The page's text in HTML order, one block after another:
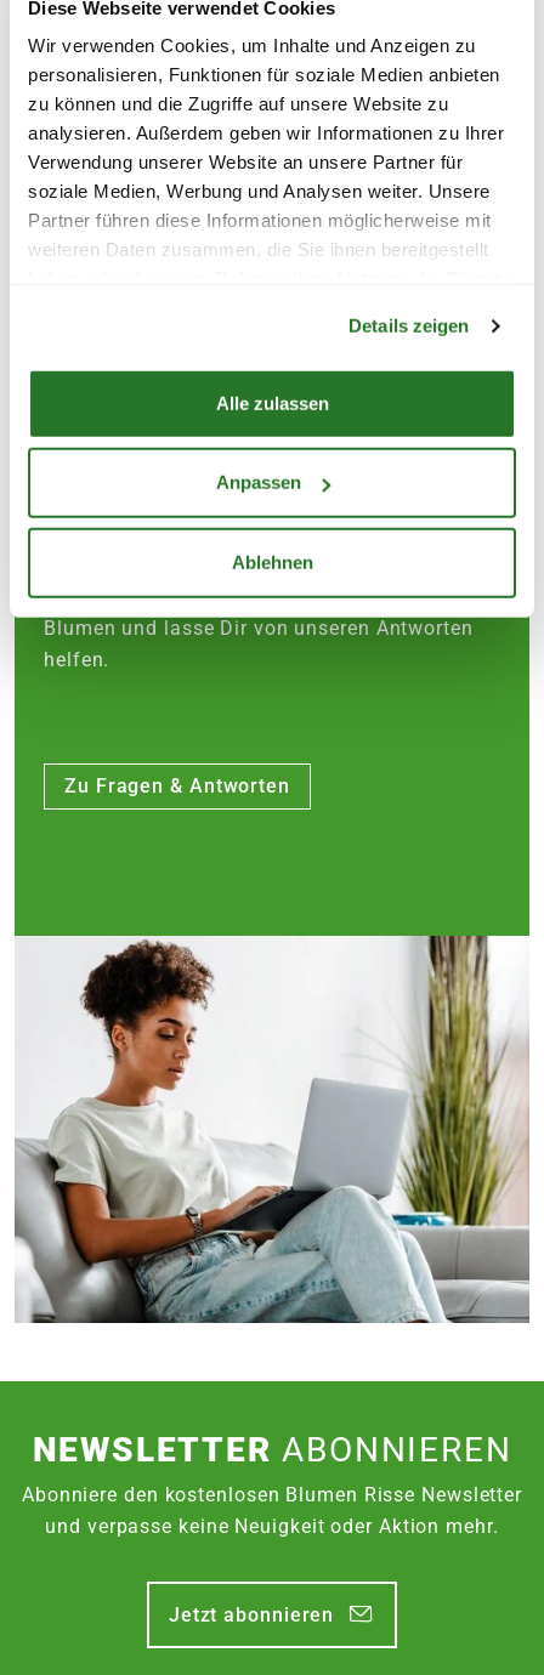
Diese Webseite verwendet Cookies
Wir verwenden Cookies, um Inhalte und Anzeigen zu
personalisieren, Funktionen für soziale Medien anbieten
zu können und die Zugriffe auf unsere Website zu
analysieren. Außerdem geben wir Informationen zu Ihrer
Verwendung unserer Website an unsere Partner für
soziale Medien, Werbung und Analysen weiter. Unsere
Partner führen diese Informationen möglicherweise mit
weiteren Daten zusammen, die Sie ihnen bereitgestellt
Details zeigen
Alle zulassen
Anpassen
Ablehnen
Nachricht*
HÄUFIGE FRAGEN &
ANTWORTEN
die häufigsten Fragen rund um Bezahlung und
Versand. Wir helfen Dir bei der Pflege,
Lieferung und mehr. Erlebe die Schönheit der
Blumen und lasse Dir von unseren Antworten
helfen.
Zu Fragen & Antworten
NEWSLETTERABONNIEREN
Abonniere den kostenlosen Blumen Risse Newsletter
und verpasse keine Neuigkeit oder Aktion mehr.
Jetzt abonnieren